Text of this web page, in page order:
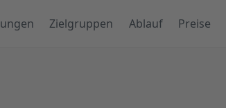
Zielgruppen Ablauf Preise